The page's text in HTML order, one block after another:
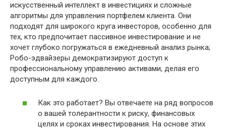
искусственный интеллект в инвестициях и сложные
алгоритмы для управления портфелем клиента. Они
подходят для широкого круга инвесторов, особенно для
тех, кто предпочитает пассивное инвестирование и не
хочет глубоко погружаться в ежедневный анализ рынка;
Робо-эдвайзеры демократизируют доступ к
профессиональному управлению активами, делая его
доступным для каждого.
Как это работает? Вы отвечаете на ряд вопросов
о вашей толерантности к риску, финансовых
целях и сроках инвестирования. На основе этих